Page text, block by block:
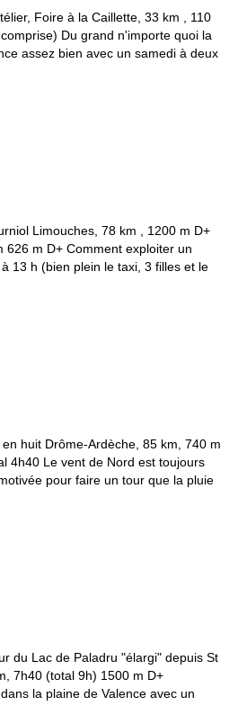
Foire à la Caillette, 33 km , 110
Du grand n'importe quoi la
assez bien avec un samedi à deux
Limouches, 78 km , 1200 m D+
626 m D+ Comment exploiter un
13 h (bien plein le taxi, 3 filles et le
huit Drôme-Ardèche, 85 km, 740 m
4h40 Le vent de Nord est toujours
pour faire un tour que la pluie
du Lac de Paladru "élargi" depuis St
7h40 (total 9h) 1500 m D+
la plaine de Valence avec un